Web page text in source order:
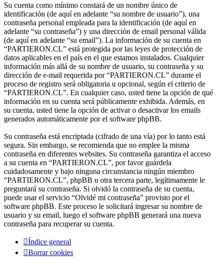
Su cuenta como mínimo constará de un nombre único de
identificación (de aquí en adelante “su nombre de usuario”), una
contraseña personal empleada para la identificación (de aquí en
adelante “su contraseña”) y una dirección de email personal válida
(de aquí en adelante “su email”). La información de su cuenta en
“PARTIERON.CL” está protegida por las leyes de protección de
datos aplicables en el país en el que estamos instalados. Cualquier
información más allá de su nombre de usuario, su contraseña y su
dirección de e-mail requerida por “PARTIERON.CL” durante el
proceso de registro será obligatoria u opcional, según el criterio de
“PARTIERON.CL”. En cualquier caso, usted tiene la opción de qué
información en su cuenta será públicamente exhibida. Además, en
su cuenta, usted tiene la opción de activar o desactivar los emails
generados automáticamente por el software phpBB.
Su contraseña está encriptada (cifrado de una vía) por lo tanto está
segura. Sin embargo, se recomienda que no emplee la misma
contraseña en diferentes websites. Su contraseña garantiza el acceso
a su cuenta en “PARTIERON.CL”, por favor guárdela
cuidadosamente y bajo ninguna circunstancia ningún miembro
“PARTIERON.CL”, phpBB u otra tercera parte, legítimamente le
preguntará su contraseña. Si olvidó la contraseña de su cuenta,
puede usar el servicio “Olvidé mi contraseña” provisto por el
software phpBB. Este proceso le solicitará ingresar su nombre de
usuario y su email, luego el software phpBB generará una nueva
contraseña para recuperar su cuenta.
Índice general
Borrar cookies